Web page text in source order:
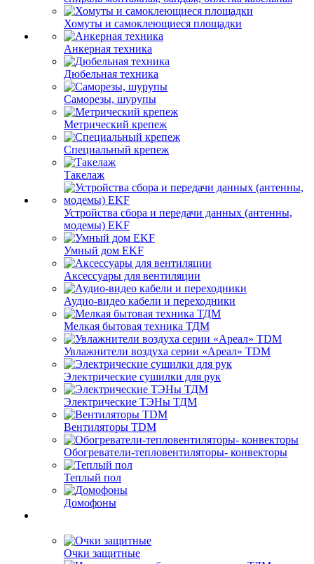
Хомуты и самоклеющиеся площадки
Анкерная техника
Дюбельная техника
Саморезы, шурупы
Метрический крепеж
Специальный крепеж
Такелаж
Устройства сбора и передачи данных (антенны,
модемы) EKF
Умный дом EKF
Аксессуары для вентиляции
Аудио-видео кабели и переходники
Мелкая бытовая техника ТДМ
Увлажнители воздуха серии «Ареал» TDM
Электрические сушилки для рук
Электрические ТЭНы ТДМ
Вентиляторы TDM
Обогреватели-тепловентиляторы- конвекторы
Теплый пол
Домофоны
Очки защитные